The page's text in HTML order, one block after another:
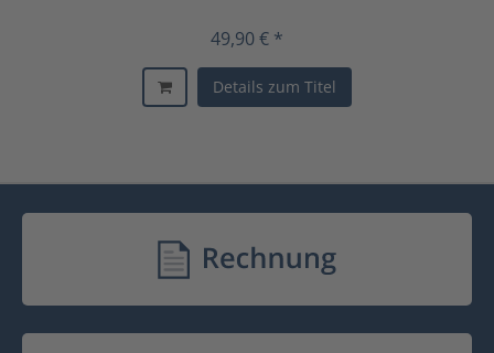
49,90 € *
Details zum Titel